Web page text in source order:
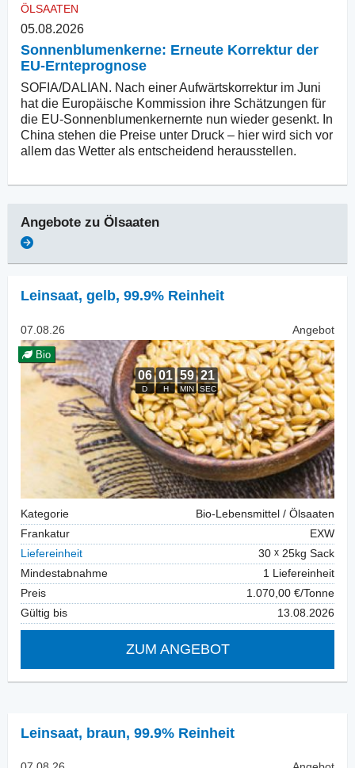
ÖLSAATEN
05.08.2026
Sonnenblumenkerne: Erneute Korrektur der
EU-Ernteprognose
SOFIA/DALIAN. Nach einer Aufwärtskorrektur im Juni
hat die Europäische Kommission ihre Schätzungen für
die EU-Sonnenblumenkernernte nun wieder gesenkt. In
China stehen die Preise unter Druck – hier wird sich vor
allem das Wetter als entscheidend herausstellen.
Angebote zu Ölsaaten
Leinsaat, gelb, 99.9% Reinheit
07.08.26 Angebot
Bio
Kategorie
Bio-Lebensmittel / Ölsaaten
Frankatur
EXW
Liefereinheit
30
25kg Sack
Mindestabnahme
1 Liefereinheit
Preis
1.070,00 €/Tonne
Gültig bis
13.08.2026
ZUM ANGEBOT
Leinsaat, braun, 99.9% Reinheit